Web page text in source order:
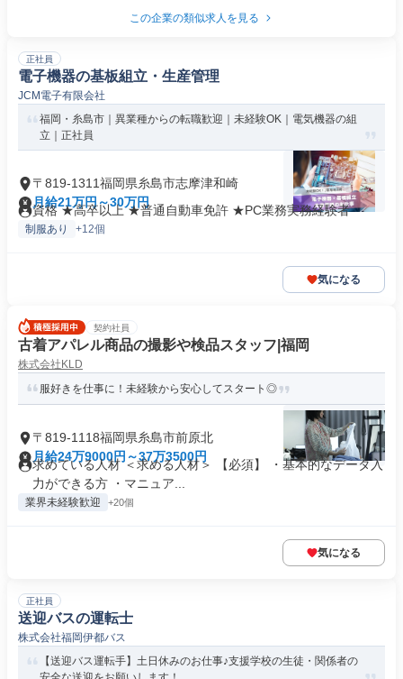
この企業の類似求人を見る
正社員
電子機器の基板組立・生産管理
JCM電子有限会社
福岡・糸島市｜異業種からの転職歓迎｜未経験OK｜電気機器の組
立｜正社員
〒819-1311福岡県糸島市志摩津和崎
月給21万円～30万円
資格 ★高卒以上 ★普通自動車免許 ★PC業務実務経験者
制服あり +12個
気になる
契約社員
古着アパレル商品の撮影や検品スタッフ|福岡
株式会社KLD
服好きを仕事に！未経験から安心してスタート◎
〒819-1118福岡県糸島市前原北
月給24万9000円～37万3500円
求めている人材 ＜求める人材＞ 【必須】 ・基本的なデータ入
力ができる方 ・マニュア...
業界未経験歓迎 +20個
気になる
正社員
送迎バスの運転士
株式会社福岡伊都バス
【送迎バス運転手】土日休みのお仕事♪支援学校の生徒・関係者の